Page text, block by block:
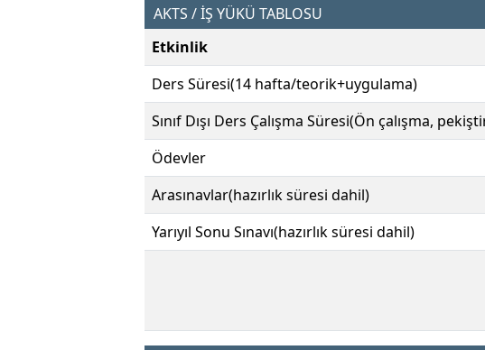
AKTS / İŞ YÜKÜ TABLOSU
Etkinlik
Ders Süresi(14 hafta/teorik+uygulama)
Sınıf Dışı Ders Çalışma Süresi(Ön çalışma,
Ödevler
Arasınavlar(hazırlık süresi dahil)
Yarıyıl Sonu Sınavı(hazırlık süresi dahil)